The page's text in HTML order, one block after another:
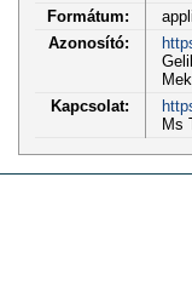
Formátum:
Azonosító:
Kapcsolat:
Ms